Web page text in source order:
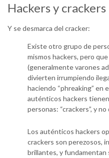
Hackers y crackers
Y se desmarca del cracker:
Existe otro grupo de
mismos hackers, pero
(generalmente varones
divierten irrumpiendo
haciendo “phreaking” en
auténticos hackers
personas: “crackers”, y
Los auténticos hackers
crackers son perezosos,
brillantes, y fundamentan